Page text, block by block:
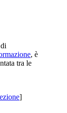
, è
tra le
]